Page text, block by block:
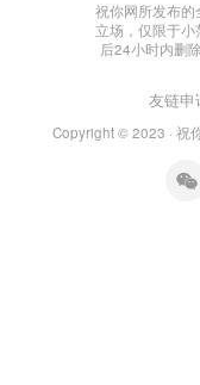
祝你网所发布
立场，仅限于
后24小时内删
友链申
Copyright © 2023 · 祝